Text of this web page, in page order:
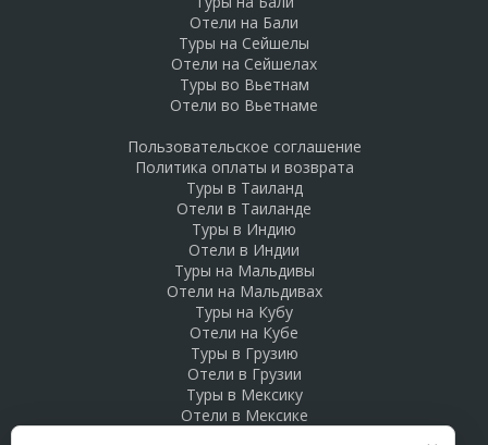
Отели на Бали
Туры на Сейшелы
Отели на Сейшелах
Туры во Вьетнам
Отели во Вьетнаме
Пользовательское соглашение
Политика оплаты и возврата
Туры в Таиланд
Отели в Таиланде
Туры в Индию
Отели в Индии
Туры на Мальдивы
Отели на Мальдивах
Туры на Кубу
Отели на Кубе
Туры в Грузию
Отели в Грузии
Туры в Мексику
Отели в Мексике